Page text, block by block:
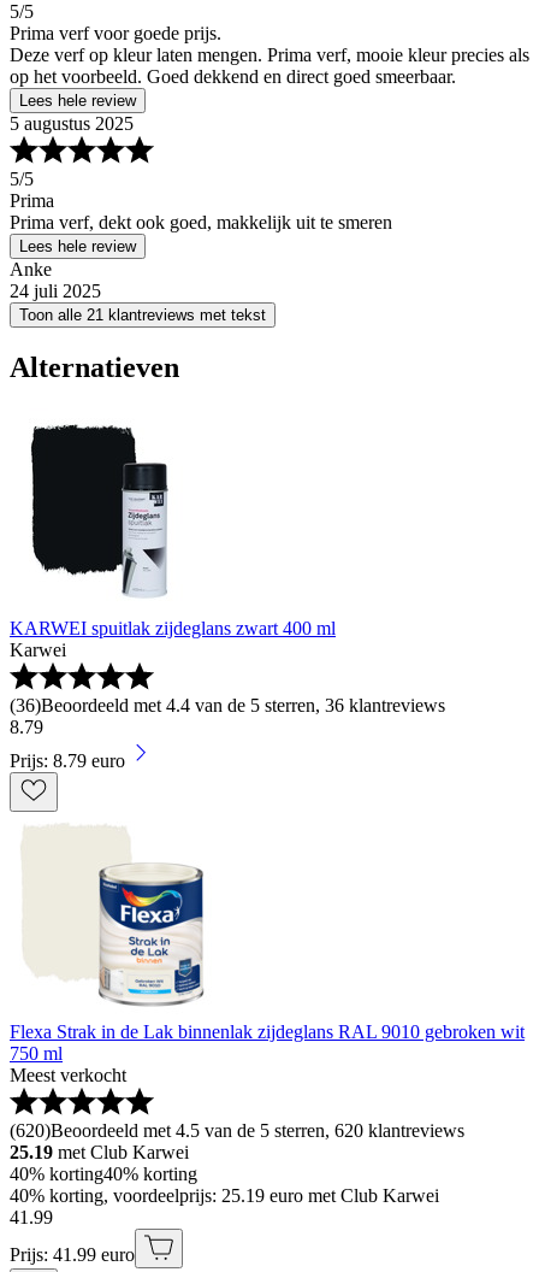
5/5
Prima verf voor goede prijs.
Deze verf op kleur laten mengen. Prima verf, mooie kleur precies als
op het voorbeeld. Goed dekkend en direct goed smeerbaar.
Lees hele review
5 augustus 2025
5/5
Prima
Prima verf, dekt ook goed, makkelijk uit te smeren
Lees hele review
Anke
24 juli 2025
Toon alle 21 klantreviews met tekst
Alternatieven
KARWEI spuitlak zijdeglans zwart 400 ml
Karwei
(36)Beoordeeld met 4.4 van de 5 sterren, 36 klantreviews
8.79
Prijs: 8.79 euro
Flexa Strak in de Lak binnenlak zijdeglans RAL 9010 gebroken wit
750 ml
Meest verkocht
(620)Beoordeeld met 4.5 van de 5 sterren, 620 klantreviews
25.19 met Club Karwei
40% korting40% korting
40% korting, voordeelprijs: 25.19 euro met Club Karwei
41 .99
Prijs: 41.99 euro